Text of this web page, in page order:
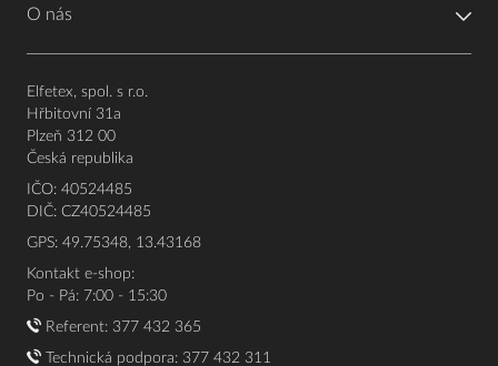
O nás
Elfetex, spol. s r.o.
Hřbitovní 31a
Plzeň 312 00
Česká republika
IČO: 40524485
DIČ: CZ40524485
GPS: 49.75348, 13.43168
Kontakt e-shop:
Po - Pá: 7:00 - 15:30
Referent: 377 432 365
Technická podpora: 377 432 311